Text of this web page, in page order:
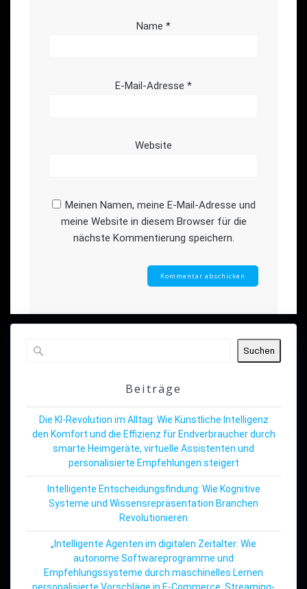
Name *
E-Mail-Adresse *
Website
Meinen Namen, meine E-Mail-Adresse und
meine Website in diesem Browser für die
nächste Kommentierung speichern.
Suchen
Beiträge
Die KI-Revolution im Alltag: Wie Künstliche Intelligenz
den Komfort und die Effizienz für Endverbraucher durch
smarte Heimgeräte, virtuelle Assistenten und
personalisierte Empfehlungen steigert
Intelligente Entscheidungsfindung: Wie Kognitive
Systeme und Wissensrepräsentation Branchen
Revolutionieren
„Intelligente Agenten im digitalen Zeitalter: Wie
autonome Softwareprogramme und
Empfehlungssysteme durch maschinelles Lernen